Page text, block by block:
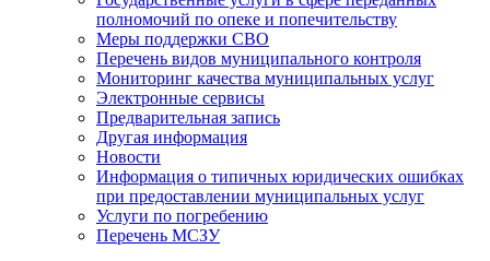
полномочий по опеке и попечительству
Меры поддержки СВО
Перечень видов муниципального контроля
Мониторинг качества муниципальных услуг
Электронные сервисы
Предварительная запись
Другая информация
Новости
Информация о типичных юридических ошибках
при предоставлении муниципальных услуг
Услуги по погребению
Перечень МСЗУ